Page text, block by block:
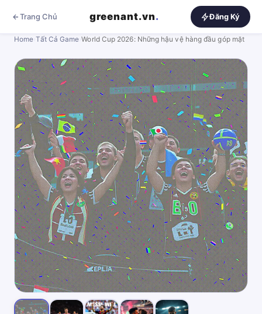
Trang Chủ greenant.vn. Đăng Ký
Home ›Tất Cả Game ›World Cup 2026: Những hậu vệ hàng đầu góp mặt